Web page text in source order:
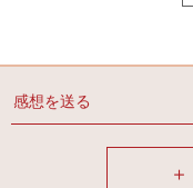
感想を送る
＋